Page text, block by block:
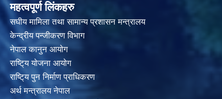
महत्वपूर्ण लिंकहरु
स‌घीय मामिला तथा सामान्य प्रशासन मन्त्रालय
केन्द्रीय पन्जीकरण विभाग
नेपाल कानुन आयाेग
राष्टि्य याेजना आयाेग
राष्टि्य पुन निर्माण प्राधिकरण
अर्थ मन्त्रालय नेपाल